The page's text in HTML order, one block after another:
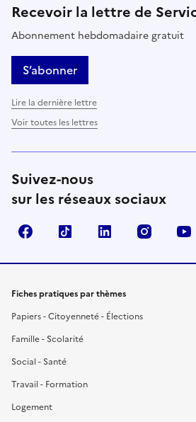
Recevoir la lettre de
Abonnement hebdomadaire gratuit
S’abonner
Lire la dernière lettre
Voir toutes les lettres
Suivez-nous
sur les réseaux sociaux
FacebookTikTok LinkedIn
Fiches pratiques par thèmes
Papiers - Citoyenneté - Élections
Famille - Scolarité
Social - Santé
Travail - Formation
Logement